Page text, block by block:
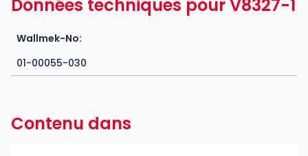
Données techniques pour V8327-1
Wallmek-No:
01-00055-030
Contenu dans